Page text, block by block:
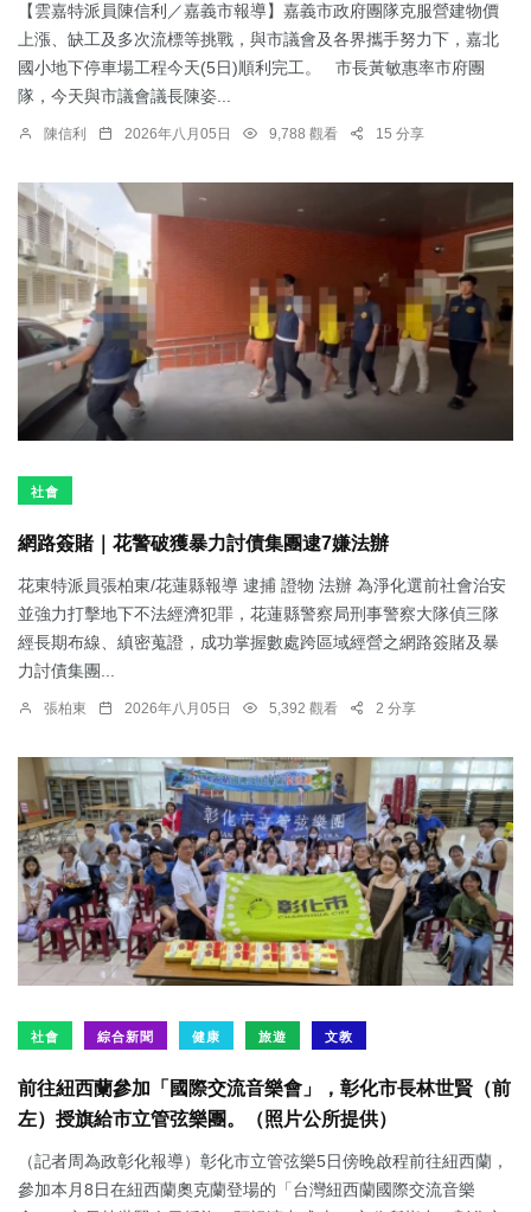
【雲嘉特派員陳信利／嘉義市報導】嘉義市政府團隊克服營建物價
上漲、缺工及多次流標等挑戰，與市議會及各界攜手努力下，嘉北
國小地下停車場工程今天(5日)順利完工。 市長黃敏惠率市府團
隊，今天與市議會議長陳姿...
陳信利 2026年八月05日 9,788 觀看 15 分享
社會
網路簽賭｜花警破獲暴力討債集團逮7嫌法辦
花東特派員張柏東/花蓮縣報導 逮捕 證物 法辦 為淨化選前社會治安
並強力打擊地下不法經濟犯罪，花蓮縣警察局刑事警察大隊偵三隊
經長期布線、縝密蒐證，成功掌握數處跨區域經營之網路簽賭及暴
力討債集團...
張柏東 2026年八月05日 5,392 觀看 2 分享
社會 綜合新聞 健康 旅遊 文教
前往紐西蘭參加「國際交流音樂會」，彰化市長林世賢（前
左）授旗給市立管弦樂團。（照片公所提供）
（記者周為政彰化報導）彰化市立管弦樂5日傍晚啟程前往紐西蘭，
參加本月8日在紐西蘭奧克蘭登場的「台灣紐西蘭國際交流音樂